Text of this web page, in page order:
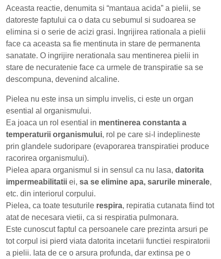
Aceasta reactie, denumita si “mantaua acida” a pielii, se
datoreste faptului ca o data cu sebumul si sudoarea se
elimina si o serie de acizi grasi. Ingrijirea rationala a pielii
face ca aceasta sa fie mentinuta in stare de permanenta
sanatate. O ingrijire nerationala sau mentinerea pielii in
stare de necuratenie face ca urmele de transpiratie sa se
descompuna, devenind alcaline.
Pielea nu este insa un simplu invelis, ci este un organ
esential al organismului.
Ea joaca un rol esential in mentinerea constanta a
temperaturii organismului, rol pe care si-l indeplineste
prin glandele sudoripare (evaporarea transpiratiei produce
racorirea organismului).
Pielea apara organismul si in sensul ca nu lasa, datorita
impermeabilitatii ei, sa se elimine apa, sarurile minerale,
etc. din interiorul corpului.
Pielea, ca toate tesuturile respira, repiratia cutanata fiind tot
atat de necesara vietii, ca si respiratia pulmonara.
Este cunoscut faptul ca persoanele care prezinta arsuri pe
tot corpul isi pierd viata datorita incetarii functiei respiratorii
a pielii. Iata de ce o arsura profunda, dar extinsa pe o